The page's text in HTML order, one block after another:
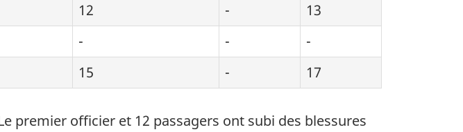
12 -
13
- -
-
15 - 17
premier officier et 12 passagers ont subi des blessures